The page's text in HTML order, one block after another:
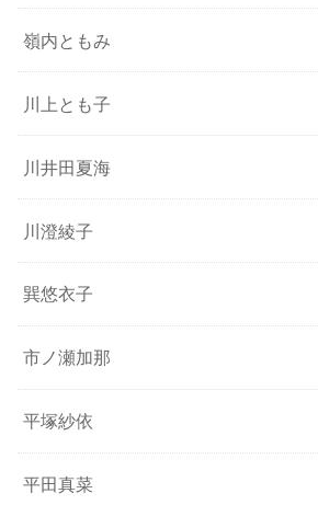
嶺内ともみ
川上とも子
川井田夏海
川澄綾子
巽悠衣子
市ノ瀬加那
平塚紗依
平田真菜